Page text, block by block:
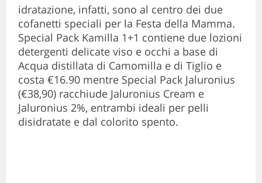
idratazione, infatti, sono al centro dei due
cofanetti speciali per la Festa della Mamma.
Special Pack Kamilla 1+1 contiene due lozioni
detergenti delicate viso e occhi a base di
Acqua distillata di Camomilla e di Tiglio e
costa €16.90 mentre Special Pack Jaluronius
(€38,90) racchiude Jaluronius Cream e
Jaluronius 2%, entrambi ideali per pelli
disidratate e dal colorito spento.